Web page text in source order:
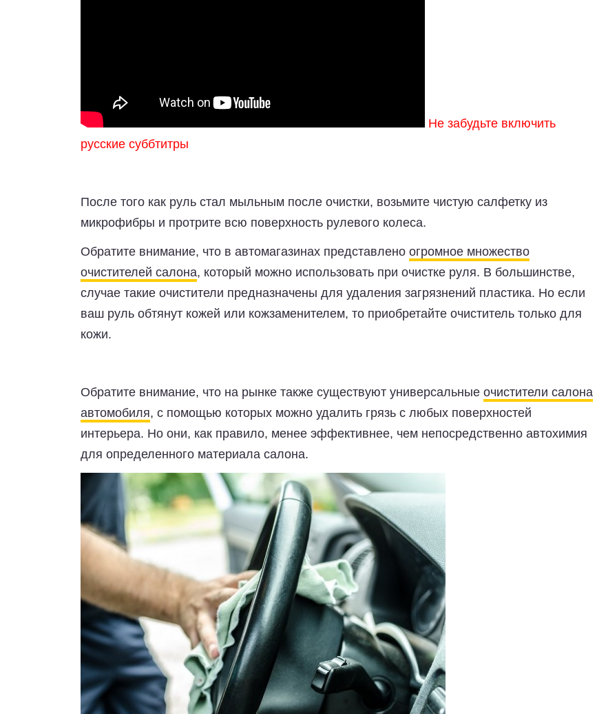
Не забудьте включить
русские суббтитры
После того как руль стал мыльным после очистки, возьмите чистую салфетку из
микрофибры и протрите всю поверхность рулевого колеса.
Обратите внимание, что в автомагазинах представлено огромное множество
очистителей салона, который можно использовать при очистке руля. В большинстве,
случае такие очистители предназначены для удаления загрязнений пластика. Но если
ваш руль обтянут кожей или кожзаменителем, то приобретайте очиститель только для
кожи.
Обратите внимание, что на рынке также существуют универсальные очистители салона
автомобиля, с помощью которых можно удалить грязь с любых поверхностей
интерьера. Но они, как правило, менее эффективнее, чем непосредственно автохимия
для определенного материала салона.